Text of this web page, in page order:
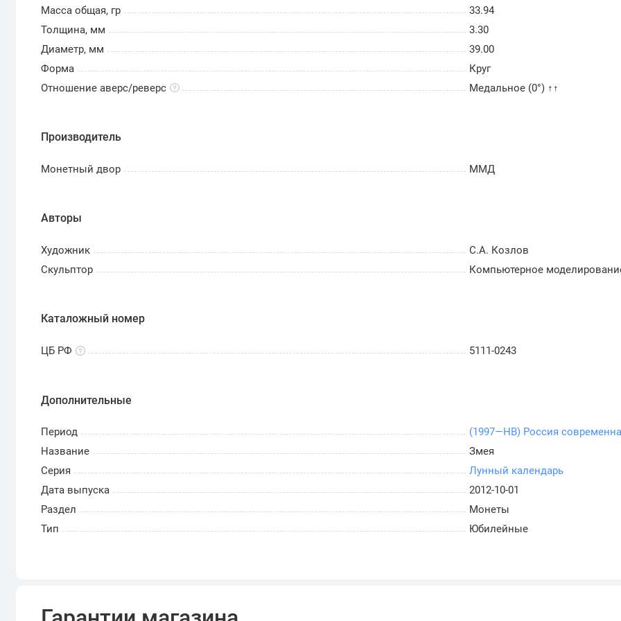
Масса общая, гр
33.94
Толщина, мм
3.30
Диаметр, мм
39.00
Форма
Круг
Отношение аверс/реверс
Медальное (0°) ↑↑
Производитель
Монетный двор ММД
Авторы
Художник
С.А. Козлов
Скульптор
Компьютерное
Каталожный номер
ЦБ РФ 5111-0243
Дополнительные
Период
(1997—НВ) Россия
Название
Змея
Серия
Лунный календарь
Дата выпуска
2012-10-01
Раздел
Монеты
Тип
Юбилейные